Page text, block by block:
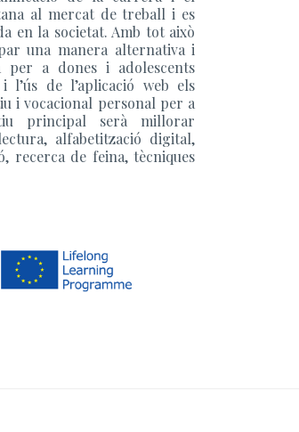
al mercat de treball i es
en la societat. Amb tot això
una manera alternativa i
per a dones i adolescents
de l’aplicació web els
i vocacional personal per a
principal serà millorar
alfabetització digital,
recerca de feina, tècniques